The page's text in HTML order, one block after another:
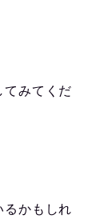
てみてくだ
るかもしれ